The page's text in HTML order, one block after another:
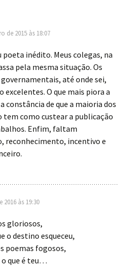
de 2015 às 18:07
inédito. Meus colegas, na
pela mesma situação. Os
até onde sei,
excelentes. O que mais piora a
constância de que a maioria dos
tem como custear a publicação
Enfim, faltam
reconhecimento, incentivo e
2016 às 19:30
gloriosos,
o destino esqueceu,
poemas fogosos,
o que é teu…